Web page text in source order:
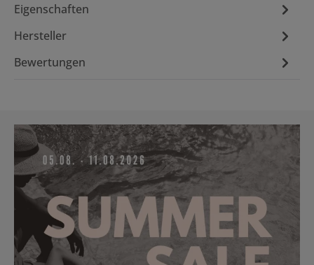
Eigenschaften
Hersteller
Bewertungen